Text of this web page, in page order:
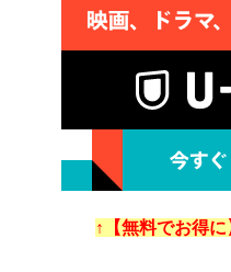
↑【無料でお得に